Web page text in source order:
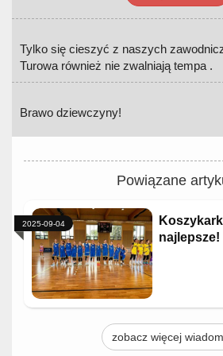
Tylko się cieszyć z naszych
Turowa również nie zwalniają tempa .
Brawo dziewczyny!
Powiązane
najlepsze!
2025-09-04
zobacz więcej